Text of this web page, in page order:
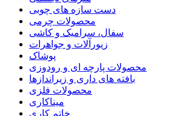
دست سازه های چوبی
محصولات چرمی
سفال، سرامیک و کاشی
زیورآلات و جواهرات
پوشاک
محصولات پارچه ای و رودوزی
بافته های داری و زیراندازها
محصولات فلزی
میناکاری
خاتم کاری